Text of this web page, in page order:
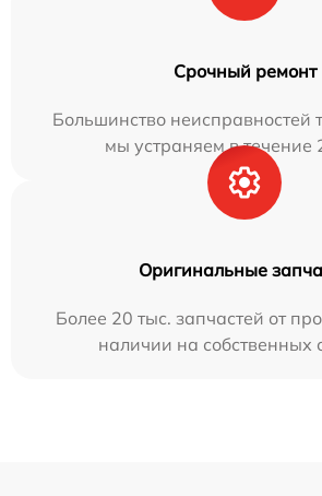
Срочный ремонт
Большинство неисправностей
мы устраняем в течение
Оригинальные
Более 20 тыс. запчастей от
наличии на собственных